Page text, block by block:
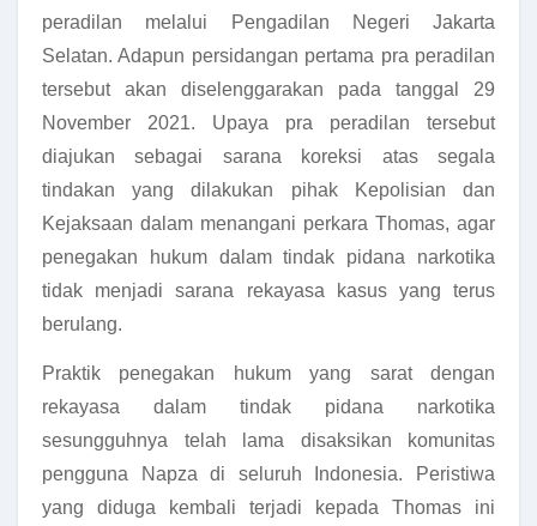
peradilan melalui Pengadilan Negeri Jakarta
Selatan. Adapun persidangan pertama pra peradilan
tersebut akan diselenggarakan pada tanggal 29
November 2021. Upaya pra peradilan tersebut
diajukan sebagai sarana koreksi atas segala
tindakan yang dilakukan pihak Kepolisian dan
Kejaksaan dalam menangani perkara Thomas, agar
penegakan hukum dalam tindak pidana narkotika
tidak menjadi sarana rekayasa kasus yang terus
berulang.
Praktik penegakan hukum yang sarat dengan
rekayasa dalam tindak pidana narkotika
sesungguhnya telah lama disaksikan komunitas
pengguna Napza di seluruh Indonesia. Peristiwa
yang diduga kembali terjadi kepada Thomas ini